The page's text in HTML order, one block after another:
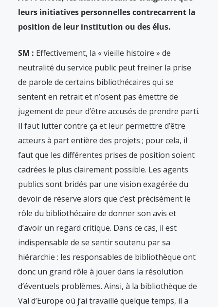
leurs initiatives personnelles contrecarrent la
position de leur institution ou des élus.
SM : Effectivement, la « vieille histoire » de
neutralité du service public peut freiner la prise
de parole de certains bibliothécaires qui se
sentent en retrait et n’osent pas émettre de
jugement de peur d’être accusés de prendre parti.
Il faut lutter contre ça et leur permettre d’être
acteurs à part entière des projets ; pour cela, il
faut que les différentes prises de position soient
cadrées le plus clairement possible. Les agents
publics sont bridés par une vision exagérée du
devoir de réserve alors que c’est précisément le
rôle du bibliothécaire de donner son avis et
d’avoir un regard critique. Dans ce cas, il est
indispensable de se sentir soutenu par sa
hiérarchie : les responsables de bibliothèque ont
donc un grand rôle à jouer dans la résolution
d’éventuels problèmes. Ainsi, à la bibliothèque de
Val d’Europe où j’ai travaillé quelque temps, il a